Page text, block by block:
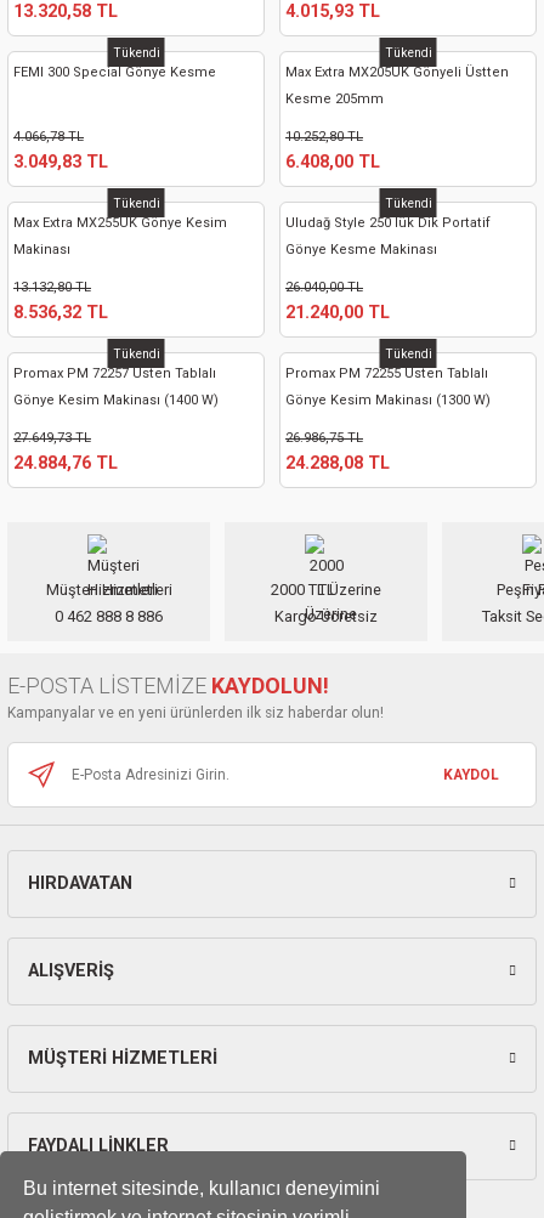
Bu internet sitesinde, kullanıcı deneyimini
13.320,58 TL 4.015,93 TL
Tükendi
FEMI 300 Special Gönye Kesme
4.066,78 TL
3.049,83 TL
Tükendi
Max Extra MX205UK Gönyeli Üstten
Kesme 205mm
10.252,80 TL
6.408,00 TL
Tükendi
Max Extra MX255UK Gönye Kesim
Makinası
13.132,80 TL
8.536,32 TL
Tükendi
Uludağ Style 250 lük Dik Portatif
Gönye Kesme Makinası
26.040,00 TL
21.240,00 TL
Tükendi
Promax PM 72257 Üsten Tablalı
Gönye Kesim Makinası (1400 W)
27.649,73 TL
24.884,76 TL
Tükendi
Promax PM 72255 Üsten Tablalı
Gönye Kesim Makinası (1300 W)
26.986,75 TL
24.288,08 TL
Müşteri Hizmetleri
0 462 888 8 886
2000 TL Üzerine
Kargo Ücretsiz
Peşin
Taksit
E-POSTA LİSTEMİZE KAYDOLUN!
Kampanyalar ve en yeni ürünlerden ilk siz haberdar olun!
KAYDOL
HIRDAVATAN
ALIŞVERİŞ
MÜŞTERİ HİZMETLERİ
FAYDALI LİNKLER